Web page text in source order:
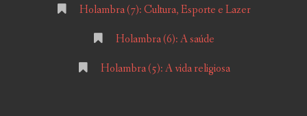
Holambra (7): Cultura, Esporte e Lazer
Holambra (6): A saúde
Holambra (5): A vida religiosa